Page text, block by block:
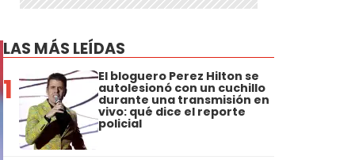
LAS MÁS LEÍDAS
1 El bloguero Perez Hilton se
autolesionó con un cuchillo
durante una transmisión en
vivo: qué dice el reporte
policial